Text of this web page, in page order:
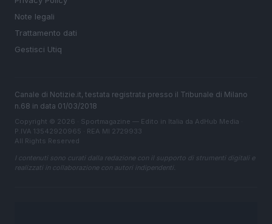
Note legali
Trattamento dati
Gestisci Utiq
Canale di Notizie.it, testata registrata presso il Tribunale di Milano
n.68 in data 01/03/2018
Copyright © 2026 · Sportmagazine — Edito in Italia da AdHub Media
P.IVA 13542920965 · REA MI 2729933
All Rights Reserved
I contenuti sono curati dalla redazione con il supporto di strumenti digitali e
realizzati in collaborazione con autori indipendenti.